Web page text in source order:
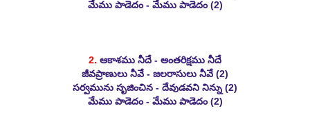
మేము పాడెదం - మేము పాడెదం (2)
2. ఆకాశము నీదే - అంతరిక్షము నీదే
జీవప్రాణులు నీవే - జలరాసులు నీవే (2)
సర్వమును సృజించిన - దేవుడవని నిన్ను (2)
మేము పాడెదం - మేము పాడెదం (2)